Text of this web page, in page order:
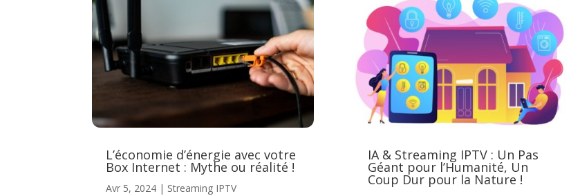
L’économie d’énergie avec votre
Box Internet : Mythe ou réalité !
Avr 5, 2024 | Streaming IPTV
IA & Streaming IPTV : Un Pas
Géant pour l’Humanité, Un
Coup Dur pour la Nature !